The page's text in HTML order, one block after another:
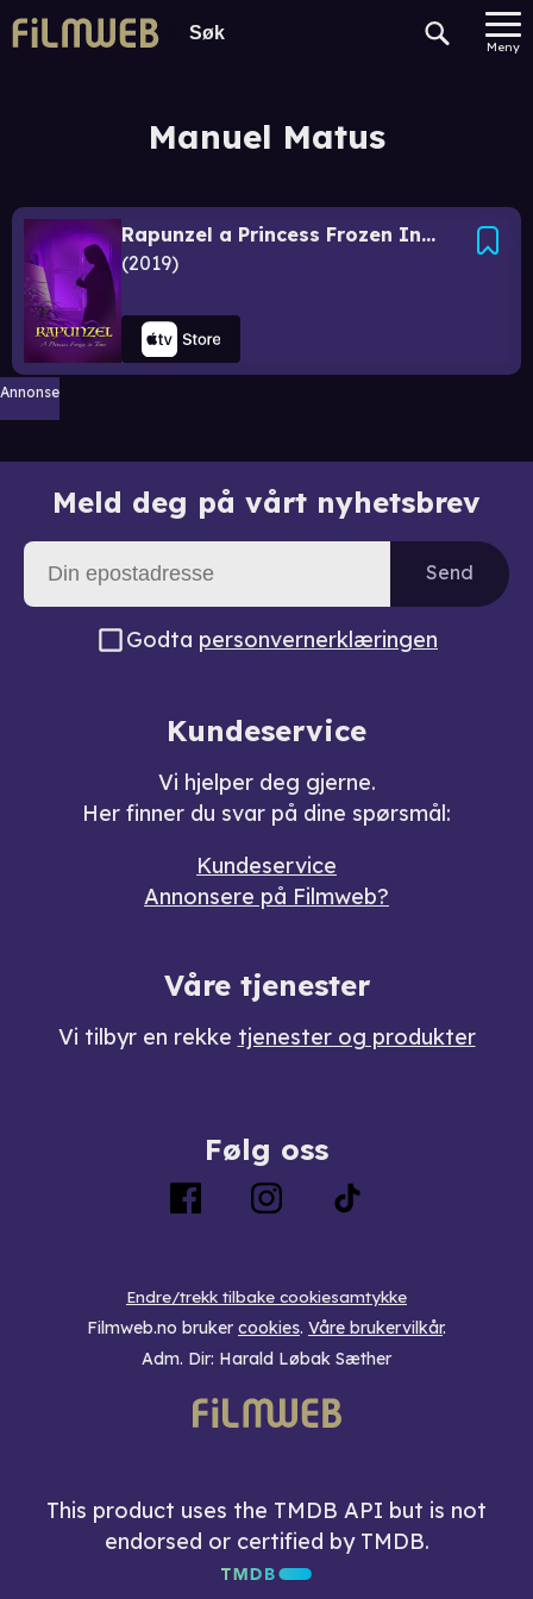
Meny
Manuel Matus
Rapunzel a Princess Frozen In Time
2019
Annonse
Meld deg på vårt nyhetsbrev
Send
Godta personvernerklæringen
Kundeservice
Vi hjelper deg gjerne.
Her finner du svar på dine spørsmål:
Kundeservice
Annonsere på Filmweb?
Våre tjenester
Vi tilbyr en rekke tjenester og produkter
Følg oss
Endre/trekk tilbake cookiesamtykke
Filmweb.no bruker cookies. Våre brukervilkår.
Adm. Dir: Harald Løbak Sæther
This product uses the TMDB API but is not
endorsed or certified by TMDB.